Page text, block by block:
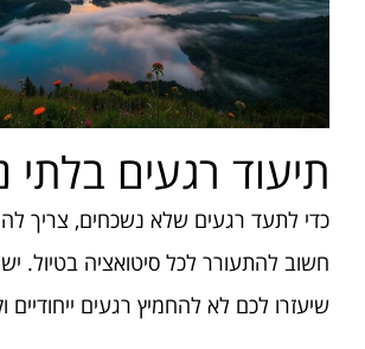
תיעוד רגעים בלתי
כדי לתעד רגעים שלא נשכחים, צריך
חשוב להתעורר לכל סיטואציה בטיול. יש
שיעזרו לכם לא להחמיץ רגעים ייחודיים